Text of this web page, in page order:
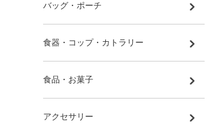
バッグ・ポーチ
食器・コップ・カトラリー
食品・お菓子
アクセサリー